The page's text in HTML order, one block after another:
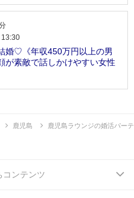
13:30
婚♡《年収450万円以上の男
素敵で話しかけやすい女性
鹿児島 鹿児島ラウンジの婚活パー
コンテンツ